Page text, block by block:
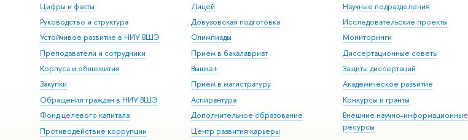
Цифры и факты
Руководство и структура
Устойчивое развитие в НИУ ВШЭ
Преподаватели и сотрудники
Корпуса и общежития
Закупки
Обращения граждан в НИУ ВШЭ
Фонд целевого капитала
Противодействие коррупции
Лицей
Довузовская подготовка
Олимпиады
Прием в бакалавриат
Вышка+
Прием в магистратуру
Аспирантура
Дополнительное образование
Центр развития карьеры
Научные подразделения
Исследовательские проекты
Мониторинги
Диссертационные советы
Защиты диссертаций
Академическое развитие
Конкурсы и гранты
Внешние научно-информационные
ресурсы